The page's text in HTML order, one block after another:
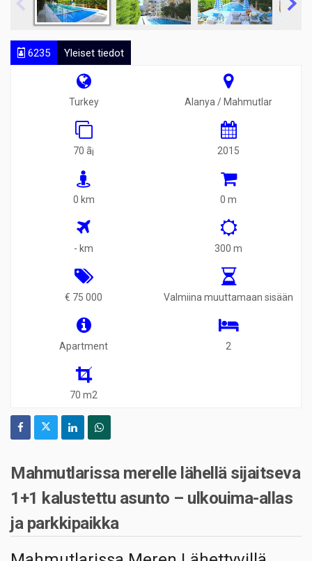
6235 Yleiset tiedot
Turkey Alanya / Mahmutlar
70 ã¡ 2015
0 km 0 m
- km 300 m
€ 75 000 Valmiina muuttamaan sisään
Apartment 2
70 m2
Mahmutlarissa merelle lähellä sijaitseva
1+1 kalustettu asunto – ulkouima-allas
ja parkkipaikka